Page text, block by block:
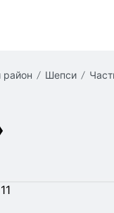
район Шепси